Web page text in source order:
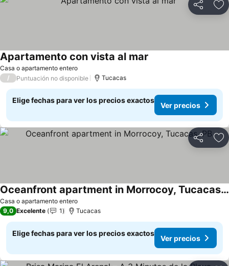
Compartir
Casa o apartamento entero
Apartamento con vista al mar
/ Puntuación no disponible Tucacas
Elige fechas para ver los precios exactos
Ver precios
Compartir
Casa o apartamento entero
Oceanfront apartment in Morrocoy, Tucacas, PB
Ver precios
9,0 Excelente 1 Tucacas
Elige fechas para ver los precios exactos
Ver precios